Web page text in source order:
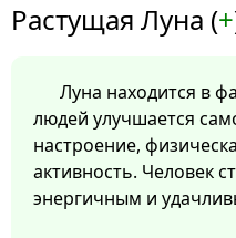
Растущая Луна (+
Луна находится в
людей улучшается
настроение,
активность. Человек
энергичным и